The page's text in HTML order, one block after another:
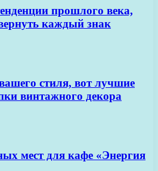
прошлого века,
каждый знак
стиля, вот лучшие
винтажного декора
мест для кафе «Энергия